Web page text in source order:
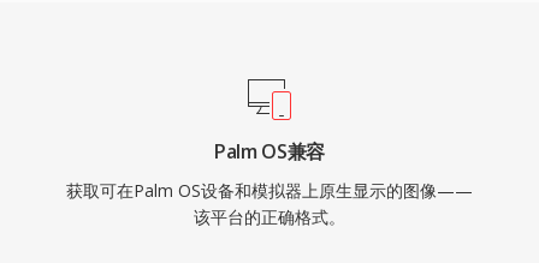
Palm OS兼容
获取可在Palm OS设备和模拟器上原生显示的图像——
该平台的正确格式。